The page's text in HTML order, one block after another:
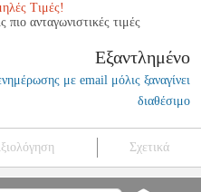
Τιμές!
ανταγωνιστικές τιμές
Εξαντλημένο
με email μόλις ξαναγίνει
διαθέσιμο
Σχετικά